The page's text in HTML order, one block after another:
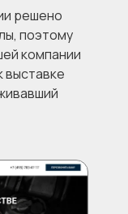
решено
поэтому
компании
выставке